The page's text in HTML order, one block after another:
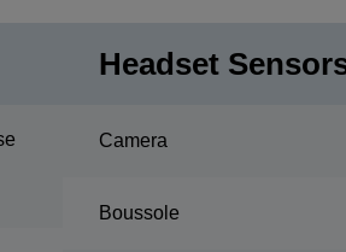
Headset
Camera
Boussole